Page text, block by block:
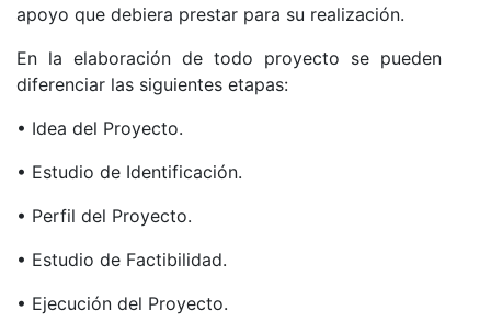
apoyo que debiera prestar para su realización.
En la elaboración de todo proyecto se pueden
diferenciar las siguientes etapas:
• Idea del Proyecto.
• Estudio de Identificación.
• Perfil del Proyecto.
• Estudio de Factibilidad.
• Ejecución del Proyecto.